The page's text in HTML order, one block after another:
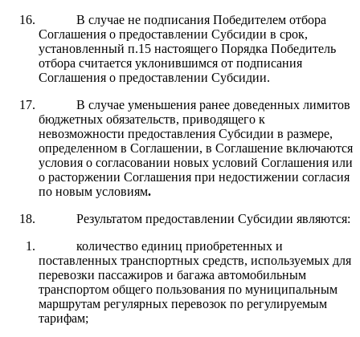
В случае не подписания Победителем отбора
Соглашения о предоставлении Субсидии в срок,
установленный п.15 настоящего Порядка Победитель
отбора считается уклонившимся от подписания
Соглашения о предоставлении Субсидии.
В случае уменьшения ранее доведенных лимитов
бюджетных обязательств, приводящего к
невозможности предоставления Субсидии в размере,
определенном в Соглашении, в Соглашение включаются
условия о согласовании новых условий Соглашения или
о расторжении Соглашения при недостижении согласия
по новым условиям.
Результатом предоставлении Субсидии являются:
количество единиц приобретенных и
поставленных транспортных средств, используемых для
перевозки пассажиров и багажа автомобильным
транспортом общего пользования по муниципальным
маршрутам регулярных перевозок по регулируемым
тарифам;